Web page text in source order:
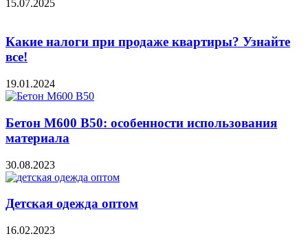
15.07.2025
Какие налоги при продаже квартиры? Узнайте
все!
19.01.2024
Бетон М600 В50: особенности использования
материала
30.08.2023
Детская одежда оптом
16.02.2023